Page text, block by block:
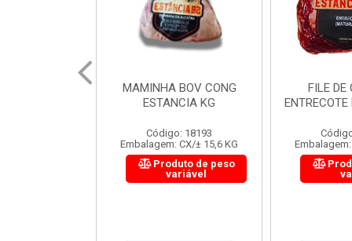
FILE DE COSTELA
ENTRECOTE ESTANCIA KG
Código: 18299
Embalagem: CX/± 14,4 KG
Produto de peso
variável
CUPIM
Embalagem: